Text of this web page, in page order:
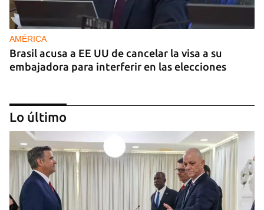
AMÉRICA
Brasil acusa a EE UU de cancelar la visa a su
embajadora para interferir en las elecciones
Lo último